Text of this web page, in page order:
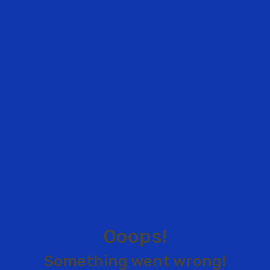
Ooops!
Something went wrong!